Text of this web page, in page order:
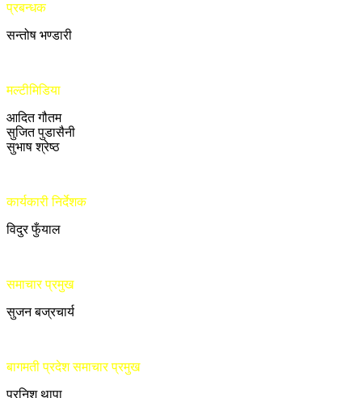
प्रबन्धक
सन्तोष भण्डारी
मल्टीमिडिया
आदित गौतम
सुजित पुडासैनी
सुभाष श्रेष्ठ
कार्यकारी निर्देशक
विदुर फुँयाल
समाचार प्रमुख
सुजन बज्रचार्य
बागमती प्रदेश समाचार प्रमुख
प्रनिश थापा